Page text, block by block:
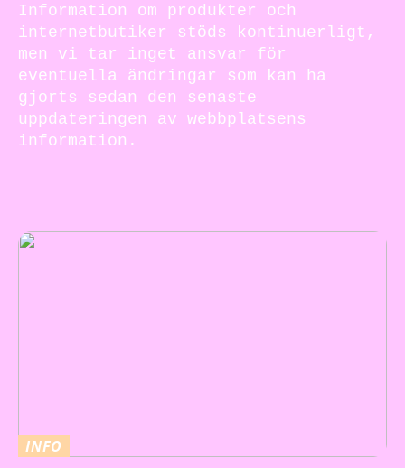
Information om produkter och
internetbutiker stöds kontinuerligt,
men vi tar inget ansvar för
eventuella ändringar som kan ha
gjorts sedan den senaste
uppdateringen av webbplatsens
information.
INFO